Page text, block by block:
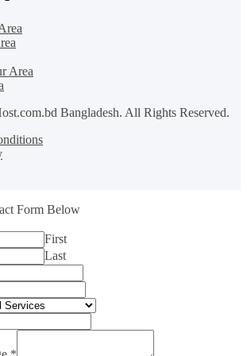
Area
Bangladesh. All Rights Reserved.
Form Below
First
Last